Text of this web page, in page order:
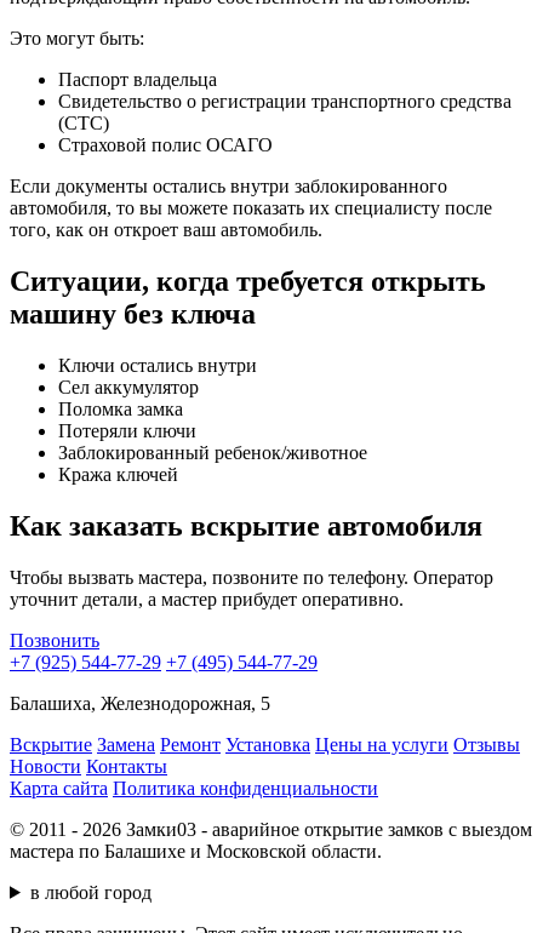
Это могут быть:
Паспорт владельца
Свидетельство о регистрации транспортного средства
(СТС)
Страховой полис ОСАГО
Если документы остались внутри заблокированного
автомобиля, то вы можете показать их специалисту после
того, как он откроет ваш автомобиль.
Ситуации, когда требуется открыть
машину без ключа
Ключи остались внутри
Сел аккумулятор
Поломка замка
Потеряли ключи
Заблокированный ребенок/животное
Кража ключей
Как заказать вскрытие автомобиля
Чтобы вызвать мастера, позвоните по телефону. Оператор
уточнит детали, а мастер прибудет оперативно.
Позвонить
+7 (925) 544-77-29 +7 (495) 544-77-29
Балашиха, Железнодорожная, 5
Вскрытие Замена Ремонт Установка Цены на услуги Отзывы
Новости Контакты
Карта сайта Политика конфиденциальности
© 2011 - 2026 Замки03 - аварийное открытие замков с выездом
мастера по Балашихе и Московской области.
в любой город